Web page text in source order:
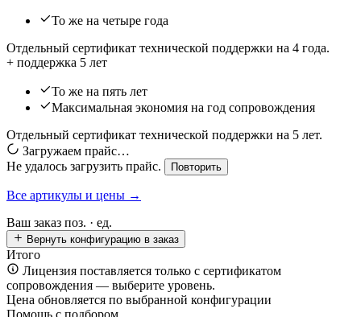
То же на четыре года
Отдельный сертификат технической поддержки на 4 года.
+ поддержка 5 лет
То же на пять лет
Максимальная экономия на год сопровождения
Отдельный сертификат технической поддержки на 5 лет.
Загружаем прайс…
Не удалось загрузить прайс.
Повторить
Все артикулы и цены →
Ваш заказ поз. · ед.
Вернуть конфигурацию в заказ
Итого
Лицензия поставляется только с сертификатом
сопровождения — выберите уровень.
Цена обновляется по выбранной конфигурации